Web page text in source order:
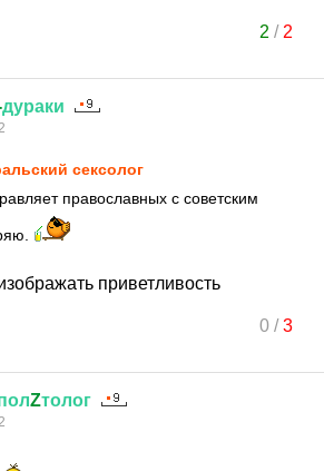
2 / 2
дураки
сексолог
православных с советским
приветливость
0/3
Zтолог